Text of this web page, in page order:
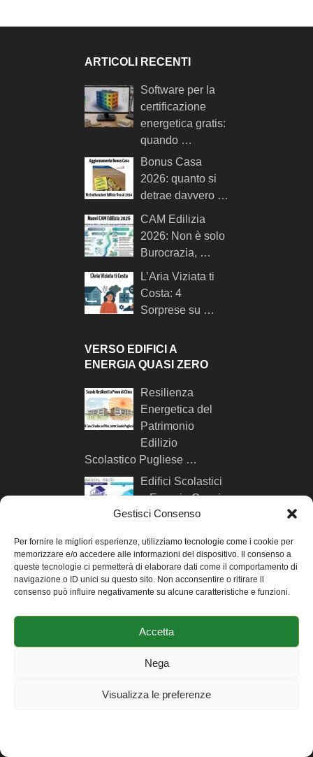
Gestisci Consenso
Per fornire le migliori esperienze, utilizziamo tecnologie come i cookie per
memorizzare e/o accedere alle informazioni del dispositivo. Il consenso a
queste tecnologie ci permetterà di elaborare dati come il comportamento di
navigazione o ID unici su questo sito. Non acconsentire o ritirare il
consenso può influire negativamente su alcune caratteristiche e funzioni.
Accetta
Nega
Visualizza le preferenze
ARTICOLI RECENTI
Software per la
certificazione
energetica gratis:
quando …
Bonus Casa
2026: quanto si
detrae davvero …
CAM Edilizia
2026: Non è solo
Burocrazia, …
L’Aria Viziata ti
Costa: 4
Sorprese su …
VERSO EDIFICI A
ENERGIA QUASI ZERO
Resilienza
Energetica del
Patrimonio
Edilizio
Scolastico Pugliese …
Edifici Scolastici
a Energia Quasi
Zero nZEB: …
Simulazione
Energetica
Dinamica: 16
Motivi per cui …
per la
Simulazione
Energetica Dinamica …
AUTORE DI MYGREENBUILDINGS